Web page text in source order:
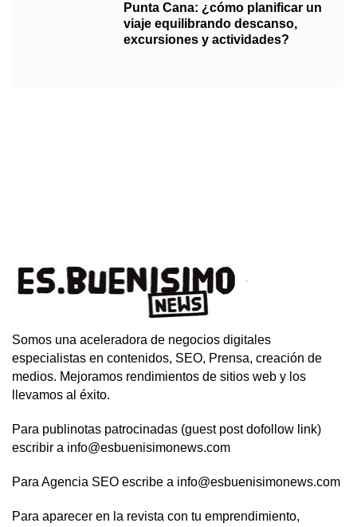
Punta Cana: ¿cómo planificar un
viaje equilibrando descanso,
excursiones y actividades?
Somos una aceleradora de negocios digitales
especialistas en contenidos, SEO, Prensa, creación de
medios. Mejoramos rendimientos de sitios web y los
llevamos al éxito.
Para publinotas patrocinadas (guest post dofollow link)
escribir a info@esbuenisimonews.com
Para Agencia SEO escribe a info@esbuenisimonews.com
Para aparecer en la revista con tu emprendimiento,